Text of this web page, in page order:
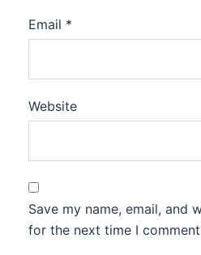
Email *
Website
Save my name, email, and
for the next time I